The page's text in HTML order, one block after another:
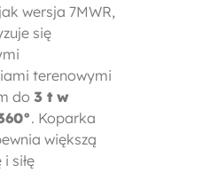
wersja 7MWR,
się
terenowymi
do3 t w
. Koparka
większą
siłę